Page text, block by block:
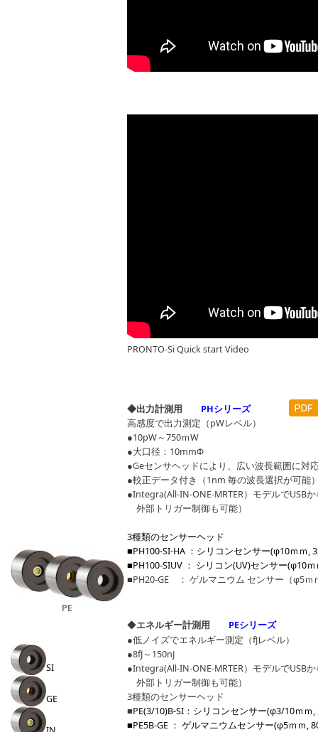
PE
SI
GE
PRONTO-Si Quick start Video
◆出力計測用
PHシリーズ
高感度で出力測定（pWレベル）
●10pW～750ｍW
●大口径：10mmΦ
●Geセンサヘッドにより、広い波長範囲に対
●較正データ付き（1nm 毎の波長選択が可能
●Integra(All-IN-ONE-MRTER）モデルでUSB
外部トリガー制御も可能）
3種類のセンサーヘッド
■PH100-SI-HA ：シリコンセンサー(φ10ｍｍ,
■PH100-SIUV ： シリコン(UV)センサー(φ10
■PH20-GE ： ゲルマニウム センサー（φ5ｍ
◆エネルギー計測用 PEシリーズ
●低ノイズでエネルギー測定（fJレベル）
●8fJ～150nJ
●Integra(All-IN-ONE-MRTER）モデルでUSB
外部トリガー制御も可能）
3種類のセンサーヘッド
■PE(3/10)B-SI：シリコンセンサー(φ3/10ｍｍ
■PE5B-GE ： ゲルマニウムセンサー(φ5ｍｍ,